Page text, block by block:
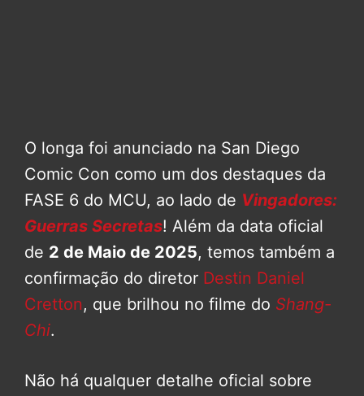
O longa foi anunciado na San Diego
Comic Con como um dos destaques da
FASE 6 do MCU, ao lado de Vingadores:
Guerras Secretas! Além da data oficial
de 2 de Maio de 2025, temos também a
confirmação do diretor Destin Daniel
Cretton, que brilhou no filme do Shang-
Chi.
Não há qualquer detalhe oficial sobre